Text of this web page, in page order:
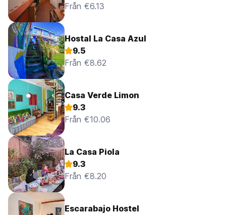
Från €6.13
Hostal La Casa Azul
9.5
Från €8.62
Casa Verde Limon
9.3
Från €10.06
La Casa Piola
9.3
Från €8.20
Escarabajo Hostel